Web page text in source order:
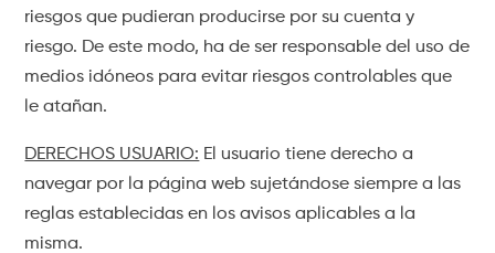
riesgos que pudieran producirse por su cuenta y
riesgo. De este modo, ha de ser responsable del uso de
medios idóneos para evitar riesgos controlables que
le atañan.
DERECHOS USUARIO: El usuario tiene derecho a
navegar por la página web sujetándose siempre a las
reglas establecidas en los avisos aplicables a la
misma.